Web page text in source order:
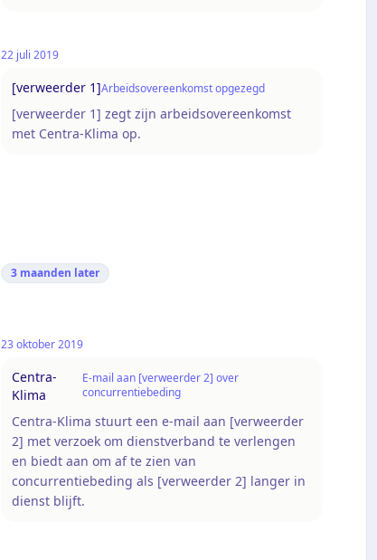
22 juli 2019
[verweerder 1]Arbeidsovereenkomst opgezegd
[verweerder 1] zegt zijn arbeidsovereenkomst
met Centra-Klima op.
3 maanden later
23 oktober 2019
Centra-
Klima
E-mail aan [verweerder 2] over
concurrentiebeding
Centra-Klima stuurt een e-mail aan [verweerder
2] met verzoek om dienstverband te verlengen
en biedt aan om af te zien van
concurrentiebeding als [verweerder 2] langer in
dienst blijft.